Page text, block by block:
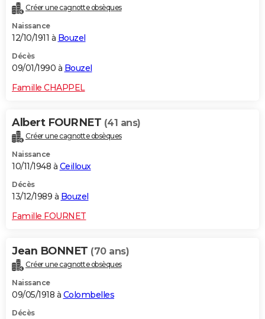
Créer une cagnotte obsèques
Naissance
12/10/1911 à Bouzel
Décès
09/01/1990 à Bouzel
Famille CHAPPEL
Albert FOURNET (41 ans)
Créer une cagnotte obsèques
Naissance
10/11/1948 à Ceilloux
Décès
13/12/1989 à Bouzel
Famille FOURNET
Jean BONNET (70 ans)
Créer une cagnotte obsèques
Naissance
09/05/1918 à Colombelles
Décès